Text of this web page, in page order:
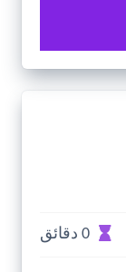
0 دقائق